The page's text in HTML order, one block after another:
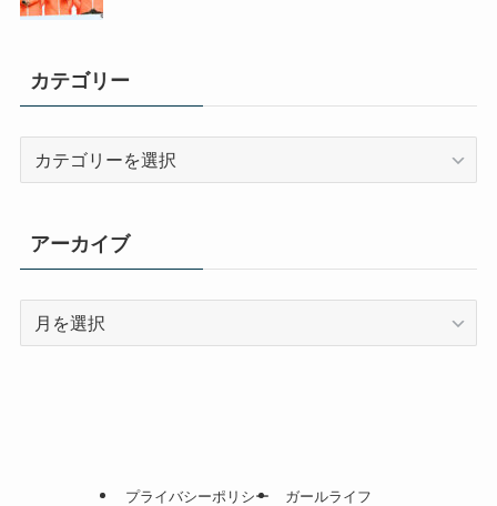
カテゴリー
リ
ー
アーカイブ
プライバシーポリシー ガールライフ